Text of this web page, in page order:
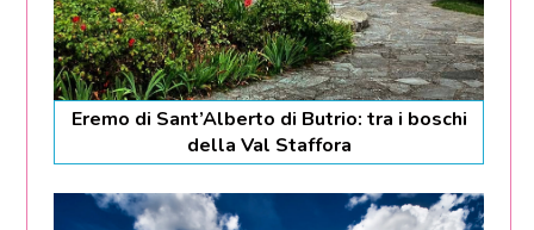
Eremo di Sant’Alberto di Butrio: tra i boschi
della Val Staffora